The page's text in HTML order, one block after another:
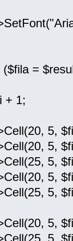
=
+ 1;
5,
5,
5,
5,
5,
5,